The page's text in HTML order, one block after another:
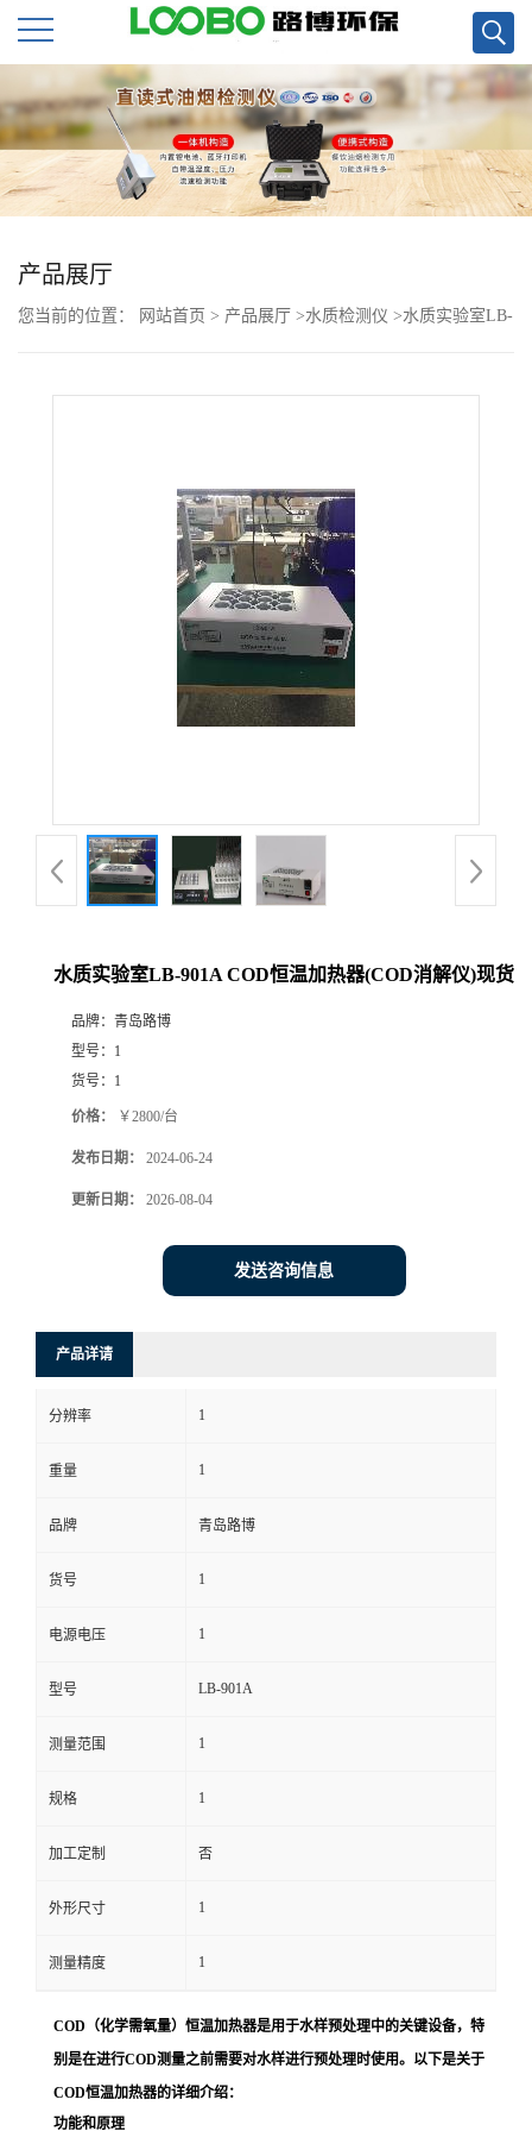
公
司
首
页
公
品
厅
方
式
在
线
留
产品展厅
您当前的位置： 网站首页 > 产品展厅 >水质检测仪 >水质实验室LB-
水质实验室LB-901A COD恒温加热器(COD消解仪)现货
品牌： 青岛路博
型号： 1
货号： 1
价格： ￥2800/台
发布日期： 2024-06-24
更新日期： 2026-08-04
发送咨询信息
产品详请
分辨率 1
重量 1
品牌 青岛路博
货号 1
电源电压 1
型号 LB-901A
测量范围 1
规格 1
加工定制 否
外形尺寸 1
测量精度 1
COD（化学需氧量）恒温加热器是用于水样预处理中的关键设备，特
别是在进行COD测量之前需要对水样进行预处理时使用。以下是关于
COD恒温加热器的详细介绍：
功能和原理